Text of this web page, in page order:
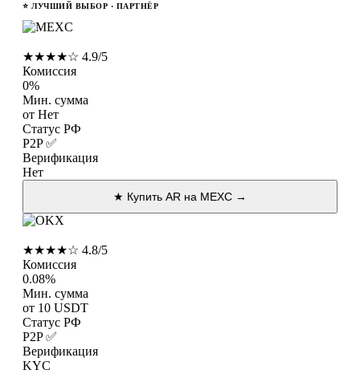
⭐ ЛУЧШИЙ ВЫБОР · ПАРТНЁР
★★★★☆ 4.9/5
Комиссия
0%
Мин. сумма
от Нет
Статус РФ
P2P ✅
Верификация
Нет
★ Купить AR на MEXC →
★★★★☆ 4.8/5
Комиссия
0.08%
Мин. сумма
от 10 USDT
Статус РФ
P2P ✅
Верификация
KYC